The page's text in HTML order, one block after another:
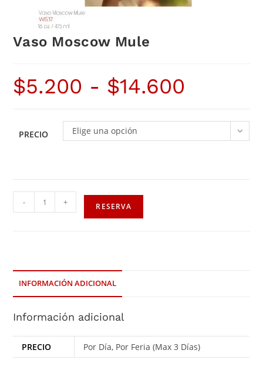
Vaso Moscow Mule
$5.200 - $14.600
PRECIO Elige una opción
- + RESERVA
INFORMACIÓN ADICIONAL
Información adicional
PRECIO Por Día, Por Feria (Max 3 Días)